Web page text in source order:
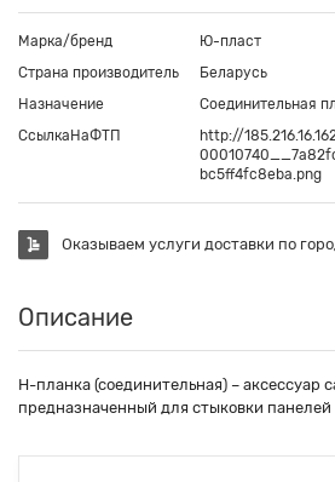
Марка/бренд
Ю-пласт
Страна производитель
Беларусь
Назначение
Соединительная
СсылкаНаФТП
http://
bc5ff4fc8eba.png
Оказываем услуги доставки по
Описание
Н-планка (соединительная) – аксессуар
предназначенный для стыковки панелей